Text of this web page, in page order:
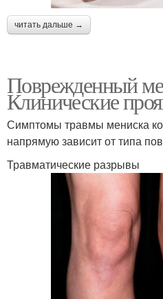
читать дальше →
Поврежденный
Клинические
Симптомы травмы мениска
напрямую зависит от типа
Травматические разрывы